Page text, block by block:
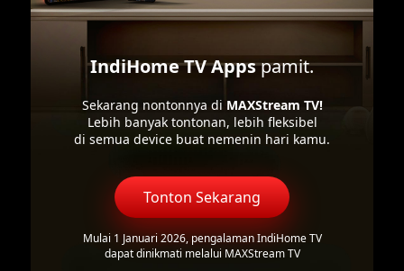
IndiHome TV Appspamit.
Sekarang nontonnya di MAXStream TV!
Lebih banyak tontonan, lebih fleksibel
di semua device buat nemenin hari kamu.
Tonton Sekarang
Mulai 1 Januari 2026, pengalaman IndiHome TV
dapat dinikmati melalui MAXStream TV